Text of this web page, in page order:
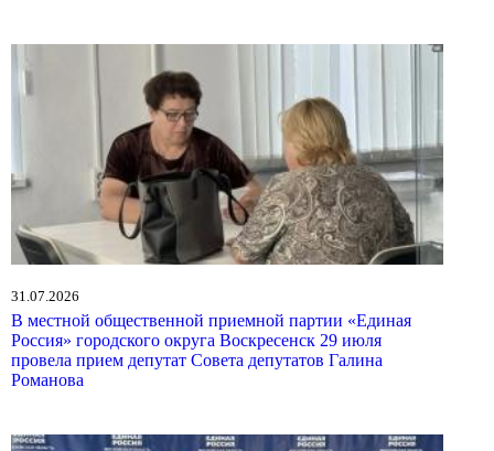
31.07.2026
В местной общественной приемной партии «Единая
Россия» городского округа Воскресенск 29 июля
провела прием депутат Совета депутатов Галина
Романова